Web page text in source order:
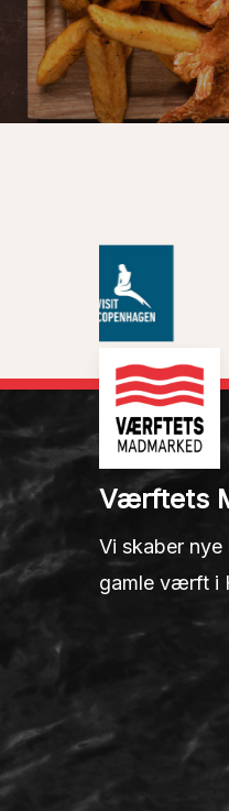
Værftets
Vi skaber
gamle værft i